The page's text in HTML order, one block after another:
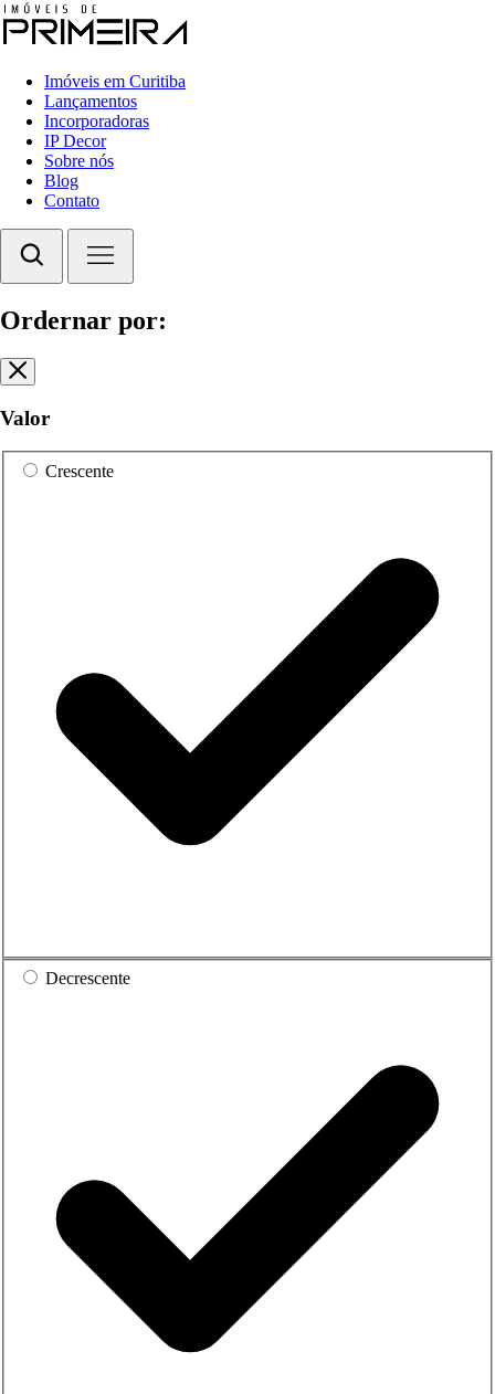
Imóveis em Curitiba
Lançamentos
Incorporadoras
IP Decor
Sobre nós
Blog
Contato
Ordernar por:
Valor
Crescente
Decrescente